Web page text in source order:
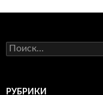
Н
а
иРУБРИКИ